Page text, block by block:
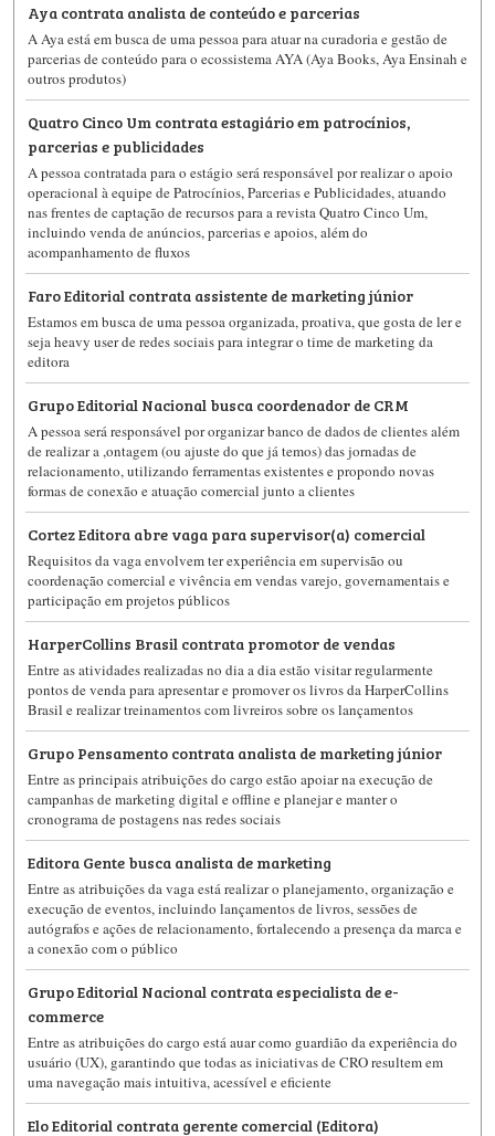
Aya contrata analista de conteúdo e parcerias
A Aya está em busca de uma pessoa para atuar na curadoria e gestão de
parcerias de conteúdo para o ecossistema AYA (Aya Books, Aya Ensinah e
outros produtos)
Quatro Cinco Um contrata estagiário em patrocínios,
parcerias e publicidades
A pessoa contratada para o estágio será responsável por realizar o apoio
operacional à equipe de Patrocínios, Parcerias e Publicidades, atuando
nas frentes de captação de recursos para a revista Quatro Cinco Um,
incluindo venda de anúncios, parcerias e apoios, além do
acompanhamento de fluxos
Faro Editorial contrata assistente de marketing júnior
Estamos em busca de uma pessoa organizada, proativa, que gosta de ler e
seja heavy user de redes sociais para integrar o time de marketing da
editora
Grupo Editorial Nacional busca coordenador de CRM
A pessoa será responsável por organizar banco de dados de clientes além
de realizar a ,ontagem (ou ajuste do que já temos) das jornadas de
relacionamento, utilizando ferramentas existentes e propondo novas
formas de conexão e atuação comercial junto a clientes
Cortez Editora abre vaga para supervisor(a) comercial
Requisitos da vaga envolvem ter experiência em supervisão ou
coordenação comercial e vivência em vendas varejo, governamentais e
participação em projetos públicos
HarperCollins Brasil contrata promotor de vendas
Entre as atividades realizadas no dia a dia estão visitar regularmente
pontos de venda para apresentar e promover os livros da HarperCollins
Brasil e realizar treinamentos com livreiros sobre os lançamentos
Grupo Pensamento contrata analista de marketing júnior
Entre as principais atribuições do cargo estão apoiar na execução de
campanhas de marketing digital e offline e planejar e manter o
cronograma de postagens nas redes sociais
Editora Gente busca analista de marketing
Entre as atribuições da vaga está realizar o planejamento, organização e
execução de eventos, incluindo lançamentos de livros, sessões de
autógrafos e ações de relacionamento, fortalecendo a presença da marca e
a conexão com o público
Grupo Editorial Nacional contrata especialista de e-
commerce
Entre as atribuições do cargo está auar como guardião da experiência do
usuário (UX), garantindo que todas as iniciativas de CRO resultem em
uma navegação mais intuitiva, acessível e eficiente
Elo Editorial contrata gerente comercial (Editora)